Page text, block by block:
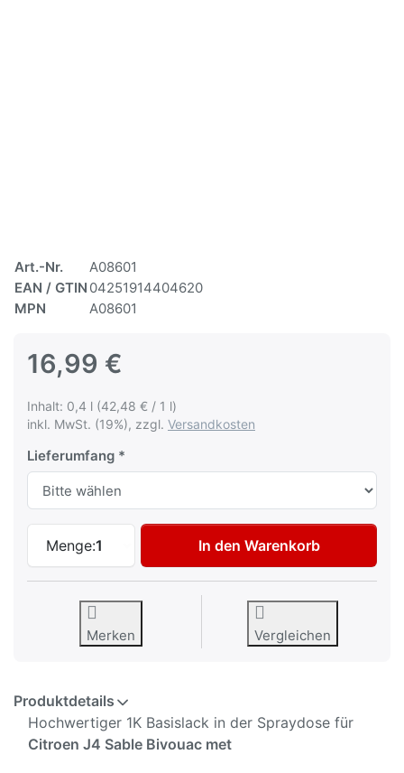
Art.-Nr.
A08601
EAN / GTIN 04251914404620
MPN
A08601
16,99 €
Inhalt: 0,4 l (42,48 € / 1 l)
inkl. MwSt. (19%), zzgl. Versandkosten
Lieferumfang
Menge:1
Autolack Spraydose für Citroen J4
In den Warenkorb
Merken Vergleichen
Produktdetails
Hochwertiger 1K Basislack in der Spraydose für
Citroen J4 Sable Bivouac met